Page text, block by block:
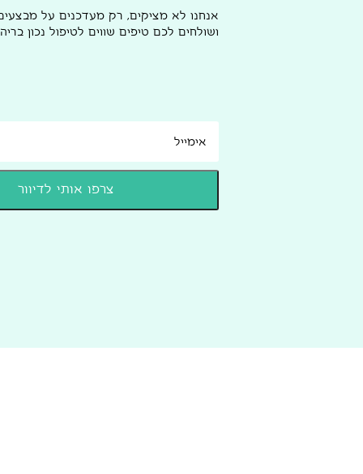
אנחנו לא מציקים, רק מעדכנים על
ושולחים לכם טיפים שווים לטיפול נכון